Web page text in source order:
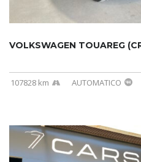
107828 km AUTOMATICO